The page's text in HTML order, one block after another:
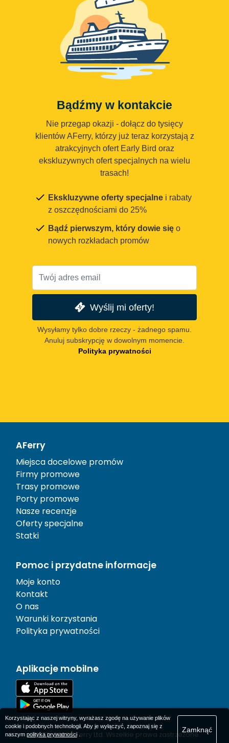
Bądźmy w kontakcie
Nie przegap okazji - dołącz do tysięcy
klientów AFerry, którzy już teraz korzystają z
atrakcyjnych ofert Early Bird oraz
ekskluzywnych ofert specjalnych na wielu
trasach!
Ekskluzywne oferty specjalne i rabaty
z oszczędnościami do 25%
Bądź pierwszym, który dowie się o
nowych rozkładach promów
Wyślij mi oferty!
Wysyłamy tylko dobre rzeczy - żadnego spamu.
Anuluj subskrypcję w dowolnym momencie.
Polityka prywatności
AFerry
Miejsca docelowe promów
Firmy promowe
Trasy promowe
Porty promowe
Nasze recenzje
Oferty specjalne
Statki
Pomoc i przydatne informacje
Moje konto
Kontakt
O nas
Warunki korzystania
Polityka prywatności
Aplikacje mobilne
© 1977-2026AFerry Ltd. Wszelkie prawa zastrzeżone.
Korzystając z naszej witryny, wyrażasz zgodę na używanie plików
cookie i podobnych technologii. Aby je wyłączyć, zapoznaj się z
naszym polityka prywatności.
Zamknąć